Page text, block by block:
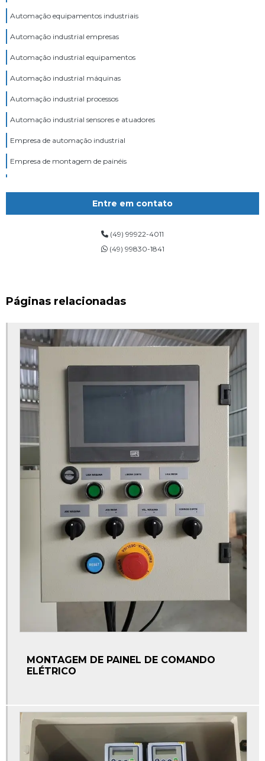
Automação equipamentos industriais
Automação industrial empresas
Automação industrial equipamentos
Automação industrial máquinas
Automação industrial processos
Automação industrial sensores e atuadores
Empresa de automação industrial
Empresa de montagem de painéis
Empresas automatização industrial
Empresas de fabricação de equipamentos industriais
Empresas fabricantes de máquinas especiais
Fabricação de máquinas
Fabricação de máquinas e equipamentos
Fabricante de máquinas
Fabricante de máquinas e equipamentos
Fabricante de máquinas industriais
Maquina de fabricar tubetes de papel
Maquina para fabricar tubete de papelão
Materiais elétricos automação industrial
Materiais para automação industrial
Montagem de painéis elétricos industriais
Montagem de painel de automação
Montagem de painel de comando elétrico
Peças para automação
Retrofit máquinas industriais
Serviço de automação industrial
Entre em contato
(49) 99922-4011
(49) 99830-1841
Páginas relacionadas
MONTAGEM DE PAINEL DE COMANDO
ELÉTRICO